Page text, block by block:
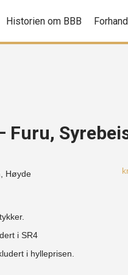
Historien om BBB
Furu,
Høyde
i SR4
i hylleprisen.